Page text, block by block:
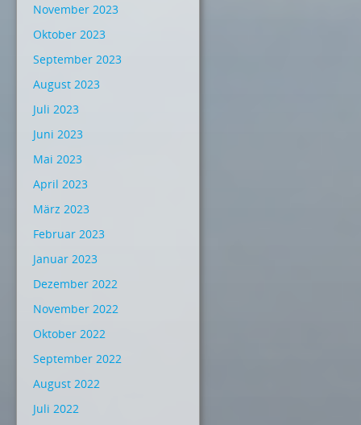
November 2023
Oktober 2023
September 2023
August 2023
Juli 2023
Juni 2023
Mai 2023
April 2023
März 2023
Februar 2023
Januar 2023
Dezember 2022
November 2022
Oktober 2022
September 2022
August 2022
Juli 2022